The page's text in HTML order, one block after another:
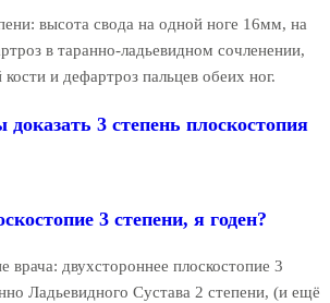
высота свода на одной ноге 16мм, на
в таранно-ладьевидном сочленении,
и дефартроз пальцев обеих ног.
3 степень плоскостопия
3 степени, я годен?
врача: двухстороннее плоскостопие 3
Ладьевидного Сустава 2 степени, (и ещё